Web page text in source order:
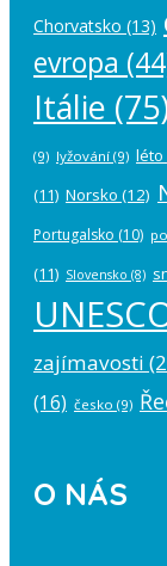
Chorvatsko (13)
evropa
Itálie
(9) lyžování (9) léto
(11) Norsko (12)
Portugalsko (10)
(11) Slovensko (8)
zajímavosti
(16) česko (9)
O NÁS